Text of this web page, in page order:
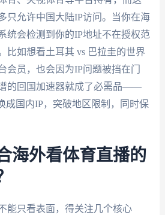
只允许中国大陆IP访问。当你在海
统会检测到你的IP地址不在授权范
比如想看土耳其 vs 巴拉圭的世界
会员，也会因为IP问题被挡在门
的回国加速器就成了必需品——
成国内IP，突破地区限制，同时保
海外看体育直播的
能只看表面，得关注几个核心